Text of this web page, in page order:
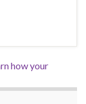
how your